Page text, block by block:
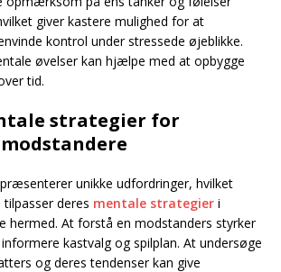
giver kastere mulighed for at
kontrol under stressede øjeblikke.
øvelser kan hjælpe med at opbygge
tid.
strategier for
unikke udfordringer, hvilket
deres mentale strategier i
hermed. At forstå en modstanders styrker
kastvalg og spilplan. At undersøge
og deres tendenser kan give